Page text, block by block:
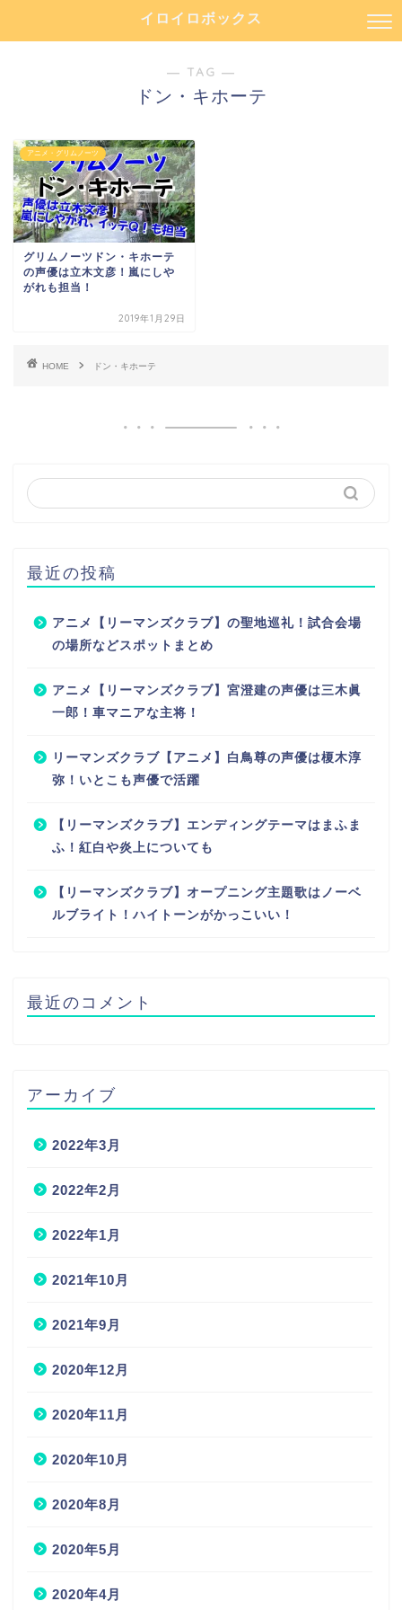
イロイロボックス
― TAG ―
ドン・キホーテ
アニメ・グリムノーツ
グリムノーツドン・キホーテ
の声優は立木文彦！嵐にしや
がれも担当！
2019年1月29日
HOME ドン・キホーテ
最近の投稿
アニメ【リーマンズクラブ】の聖地巡礼！試合会場
の場所などスポットまとめ
アニメ【リーマンズクラブ】宮澄建の声優は三木眞
一郎！車マニアな主将！
リーマンズクラブ【アニメ】白鳥尊の声優は榎木淳
弥！いとこも声優で活躍
【リーマンズクラブ】エンディングテーマはまふま
ふ！紅白や炎上についても
【リーマンズクラブ】オープニング主題歌はノーベ
ルブライト！ハイトーンがかっこいい！
最近のコメント
アーカイブ
2022年3月
2022年2月
2022年1月
2021年10月
2021年9月
2020年12月
2020年11月
2020年10月
2020年8月
2020年5月
2020年4月